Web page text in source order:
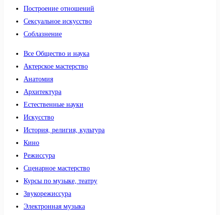
Построение отношений
Сексуальное искусство
Соблазнение
Все Общество и наука
Актерское мастерство
Анатомия
Архитектура
Естественные науки
Искусство
История, религия, культура
Кино
Режиссура
Сценарное мастерство
Курсы по музыке, театру
Звукорежиссура
Электронная музыка